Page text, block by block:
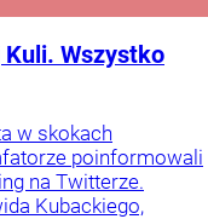
Kuli. Wszystko
w skokach
poinformowali
na Twitterze.
Kubackiego,